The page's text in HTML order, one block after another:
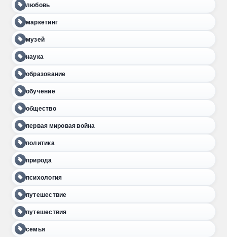
любовь
маркетинг
музей
наука
образование
обучение
общество
первая мировая война
политика
природа
психология
путешествие
путешествия
семья